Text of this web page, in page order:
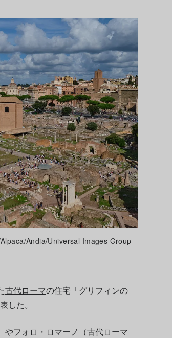
Andia/Universal Images Group
古代ローマの住宅「グリフィンの
した。
やフォロ・ロマーノ（古代ローマ